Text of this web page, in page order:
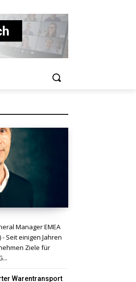
Manager EMEA
Seit einigen Jahren
Ziele für
Warentransport